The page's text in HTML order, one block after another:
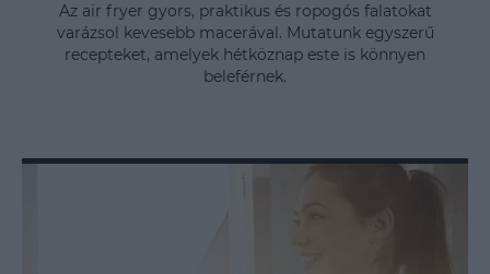
Az air fryer gyors, praktikus és ropogós falatokat
varázsol kevesebb macerával. Mutatunk egyszerű
recepteket, amelyek hétköznap este is könnyen
beleférnek.